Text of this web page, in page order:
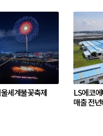
세계불꽃축제
LS에코
매출 전